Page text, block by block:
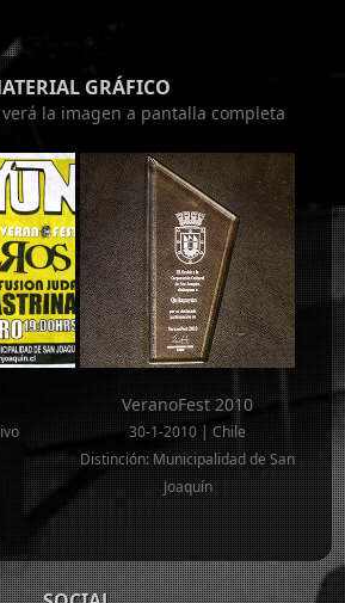
GRÁFICO
la imagen a pantalla completa
VeranoFest 2010
30-1-2010 | Chile
Distinción: Municipalidad de San
Joaquín